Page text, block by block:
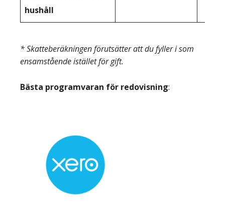
hushåll
* Skatteberäkningen förutsätter att du fyller i som
ensamstående istället för gift.
Bästa programvaran för redovisning: